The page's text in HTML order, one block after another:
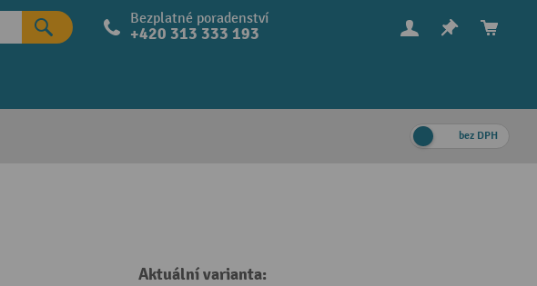
Bezplatné poradenství
+420 313 333 193
bez DPH
Aktuální varianta: